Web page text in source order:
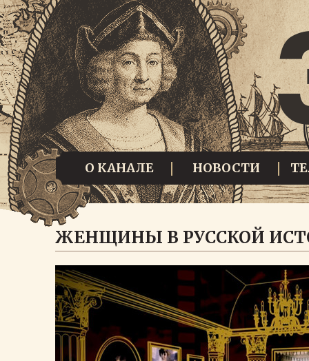
О КАНАЛЕ НОВОСТИ
ЖЕНЩИНЫ В РУССКОЙ